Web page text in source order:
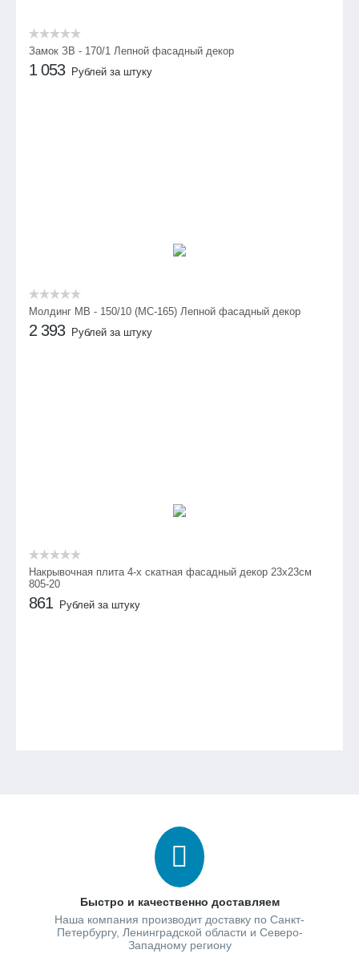
Замок ЗВ - 170/1 Лепной фасадный декор
1 053 Рублей за штуку
Молдинг МВ - 150/10 (МС-165) Лепной фасадный декор
2 393 Рублей за штуку
Накрывочная плита 4-х скатная фасадный декор 23х23см
805-20
861 Рублей за штуку
Быстро и качественно доставляем
Наша компания производит доставку по Санкт-
Петербургу, Ленинградской области и Северо-
Западному региону